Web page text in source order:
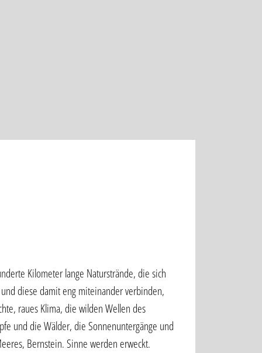
Kilometer lange Naturstrände, die sich
diese damit eng miteinander verbinden,
raues Klima, die wilden Wellen des
und die Wälder, die Sonnenuntergänge und
Bernstein. Sinne werden erweckt.